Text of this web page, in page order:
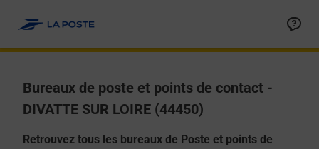
Bureaux de poste et points de contact -
DIVATTE SUR LOIRE (44450)
Retrouvez tous les bureaux de Poste et points de